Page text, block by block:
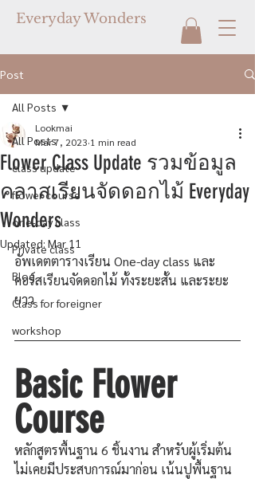
Everyday Wonders
Post
All Posts
class update
flower course
one-day class
Private class
Blog
Class for foreigner
workshop
All Posts
Flower Class Update รวมข้อมูล
คลาสเรียนจัดดอกไม้ Everyday
Wonders
Lookmai
Mar 7, 2023 1 min read
Updated: Mar 11
อัพเดตตารางเรียน One-day class และ
คอร์สเรียนจัดดอกไม้ ทั้งระยะสั้น และระยะ
ยาว
Basic Flower
Course
หลักสูตรพื้นฐาน 6 ชิ้นงาน สำหรับผู้เริ่มต้น
ไม่เคยมีประสบการณ์มาก่อน เน้นปูพื้นฐาน